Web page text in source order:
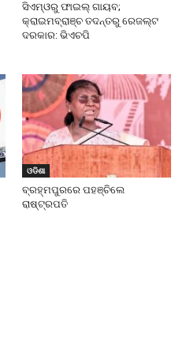
ସିଏମ୍‌ଓରୁ ଫାଇଲ୍‌ ଗାୟବ;
କ୍ରାଇମବ୍ରାଞ୍ଚ ତଦନ୍ତରୁ ରେଜଲ୍ଟ
ଦରକାର: ଭିଏଚପି
ଓଡିଶା
ବ୍ରହ୍ମପୁରରେ ପହଞ୍ଚିଲେ
ରାଷ୍ଟ୍ରପତି